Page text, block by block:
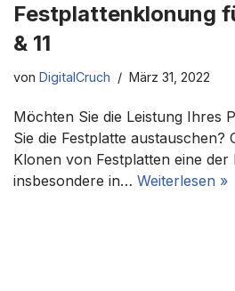
Festplattenklonung
& 11
von DigitalCruch März 31, 2022
Möchten Sie die Leistung Ihres
Sie die Festplatte austauschen?
Klonen von Festplatten eine der
insbesondere in… Weiterlesen »